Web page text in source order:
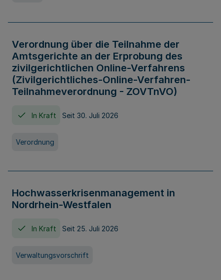
Verordnung über die Teilnahme der
Amtsgerichte an der Erprobung des
zivilgerichtlichen Online-Verfahrens
(Zivilgerichtliches-Online-Verfahren-
Teilnahmeverordnung - ZOVTnVO)
In Kraft Seit 30. Juli 2026
Verordnung
Hochwasserkrisenmanagement in
Nordrhein-Westfalen
In Kraft Seit 25. Juli 2026
Verwaltungsvorschrift